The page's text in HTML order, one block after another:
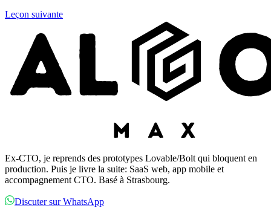
Leçon suivante
Ex-CTO, je reprends des prototypes Lovable/Bolt qui bloquent en
production. Puis je livre la suite: SaaS web, app mobile et
accompagnement CTO. Basé à Strasbourg.
Discuter sur WhatsApp